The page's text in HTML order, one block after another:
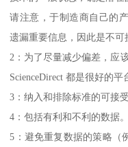
请注意，于制造商自己的
遗漏重要信息，因此是不可
2：为了尽量减少偏差，应
ScienceDirect 都是很好的平
3：纳入和排除标准的可接受
4：包括有利和不利的数据。
5：避免重复数据的策略（